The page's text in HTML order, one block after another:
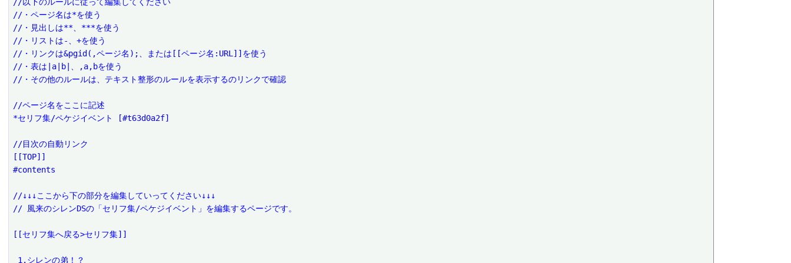
//・ページ名は*を使う
//・見出しは**、***を使う
//・リストは-、+を使う
//・リンクは&pgid(,ページ名);、または[[ページ名:URL]]を使う
//・表は|a|b|、,a,bを使う
//・その他のルールは、テキスト整形のルールを表示するのリンクで確認
//ページ名をここに記述
*セリフ集/ペケジイベント [#t63d0a2f]
//目次の自動リンク
[[TOP]]
#contents
//↓↓↓ここから下の部分を編集していってください↓↓↓
// 風来のシレンDSの「セリフ集/ペケジイベント」を編集するページです。
[[セリフ集へ戻る>セリフ集]]
1.シレンの弟！？